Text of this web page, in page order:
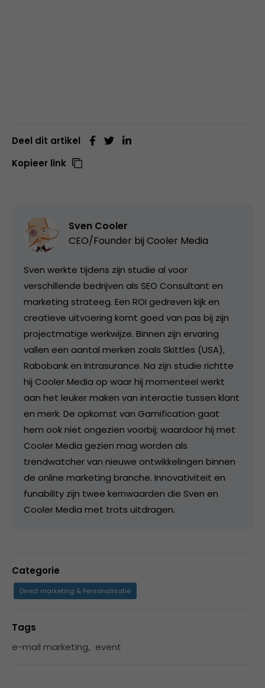
Deel dit artikel
Kopieer link
Sven Cooler
CEO/Founder bij Cooler Media
Sven werkte tijdens zijn studie al voor
verschillende bedrijven als SEO Consultant en
marketing strateeg. Een ROI gedreven kijk en
creatieve uitvoering komt goed van pas bij zijn
projectmatige werkwijze. Binnen zijn ervaring
vallen een aantal merken zoals Skittles (USA),
Rabobank en Intrasurance. Na zijn studie richtte
hij Cooler Media op waar hij momenteel werkt
aan het leuker maken van interactie tussen klant
en merk. De opkomst van Gamification gaat
hem ook niet ongezien voorbij; waardoor hij met
Cooler Media gezien mag worden als
trendwatcher van nieuwe ontwikkelingen binnen
de online marketing branche. Innovativiteit en
funability zijn twee kernwaarden die Sven en
Cooler Media met trots uitdragen.
Categorie
Direct marketing & Personalisatie
Tags
e-mail marketing, event